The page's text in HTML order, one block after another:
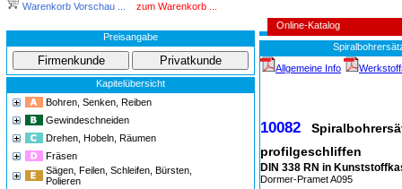
Warenkorb Vorschau ... zum Warenkorb ...
Preisangabe
Kapitelübersicht
Bohren, Senken, Reiben
Gewindeschneiden
Drehen, Hobeln, Räumen
Fräsen
Sägen, Feilen, Schleifen, Bürsten,
Polieren
Online-Katalog
Allgemeine Info
10082
profilgeschliffen
DIN 338 RN in
Dormer-Pramet A095